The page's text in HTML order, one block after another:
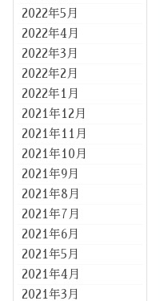
2022年5月
2022年4月
2022年3月
2022年2月
2022年1月
2021年12月
2021年11月
2021年10月
2021年9月
2021年8月
2021年7月
2021年6月
2021年5月
2021年4月
2021年3月